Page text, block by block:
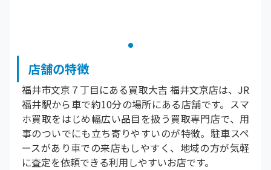
店舗の特徴
福井市文京７丁目にある買取大吉 福井文京店は、JR
福井駅から車で約10分の場所にある店舗です。スマ
ホ買取をはじめ幅広い品目を扱う買取専門店で、用
事のついでにも立ち寄りやすいのが特徴。駐車スペ
ースがあり車での来店もしやすく、地域の方が気軽
に査定を依頼できる利用しやすいお店です。